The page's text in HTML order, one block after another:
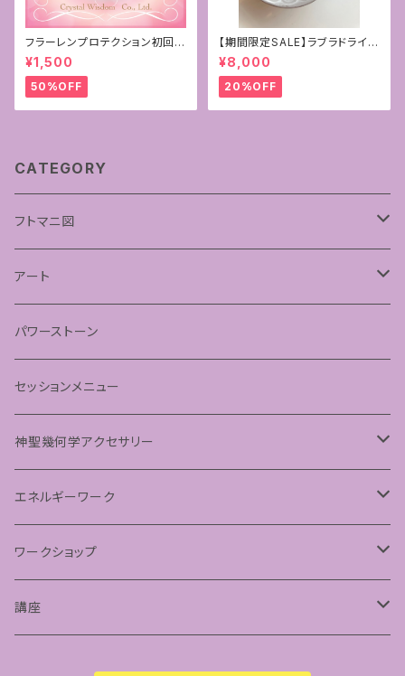
フラーレンプロテクション初回限
定お試し50%OFF♡
¥1,500
50%OFF
【期間限定SALE】ラブラドライト
＊バッグチャームやペンダントに
＊神聖幾何学フラーレン4mm
¥8,000
20%OFF
CATEGORY
フトマニ図
あわうた
アート
神聖幾何学フラワーオブライフ
神聖幾何学シードオブライフ
パステルマンダラアート
パワーストーン
セッションメニュー
神聖幾何学アクセサリー
ペンダント
エネルギーワーク
フラーレンプロテクション
ワークショップ
神聖幾何学フラーレン
講座